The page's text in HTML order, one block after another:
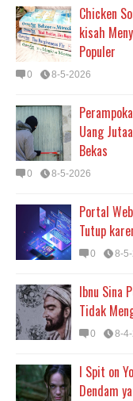
Chicken
kisah
Populer
0 8-5-2026
Uang
Bekas
0 8-5-2026
Portal
Tutup
0 8-
Ibnu Sina
Tidak
0 8-
I Spit on
Dendam